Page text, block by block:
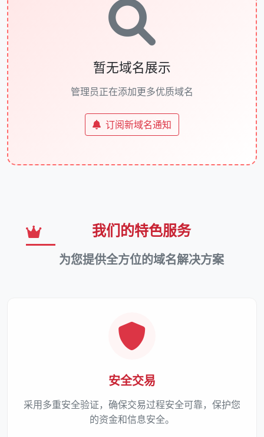
暂无域名展示
管理员正在添加更多优质域名
订阅新域名通知
我们的特色服务
为您提供全方位的域名解决方案
安全交易
采用多重安全验证，确保交易过程安全可靠，保护您
的资金和信息安全。